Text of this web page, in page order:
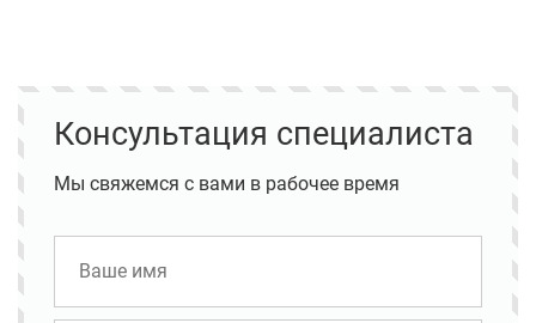
Консультация специалиста
Мы свяжемся с вами в рабочее время